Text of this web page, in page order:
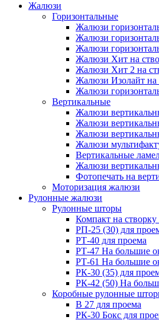
Жалюзи
Горизонтальные
Жалюзи
Жалюзи
Жалюзи
Жалюзи Хит на
Жалюзи Хит 2 на
Жалюзи Изолайт на
Жалюзи
Вертикальные
Жалюзи
Жалюзи
Жалюзи
Жалюзи
Вертикальные
Жалюзи
Фотопечать на
Моторизация жалюзи
Рулонные жалюзи
Рулонные шторы
Компакт на створку
РП-25 (30) для
РТ-40 для проема
РТ-47 На большие
РТ-61 На большие
РК-30 (35) для
РК-42 (50) На
Коробные рулонные
B 27 для проема
РК-30 Бокс для